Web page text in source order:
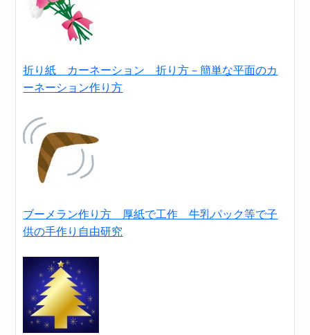
折り紙 カーネーション 折り方－簡単な平面のカ
ーネーション作り方
ブーメラン作り方 厚紙で工作 牛乳パック等で子
供の手作り自由研究